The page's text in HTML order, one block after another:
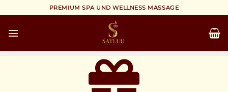
Inhalt
springen
PREMIUM SPA UND WELLNESS MASSAGE